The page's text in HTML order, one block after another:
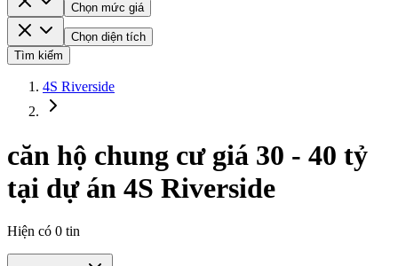
Chọn mức giá
Chọn diện tích
Tìm kiếm
4S Riverside
căn hộ chung cư giá 30 - 40 tỷ
tại dự án 4S Riverside
Hiện có 0 tin